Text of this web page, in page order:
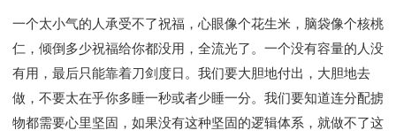
一个太小气的人承受不了祝福，心眼像个花生米，脑袋像个核桃
仁，倾倒多少祝福给你都没用，全流光了。一个没有容量的人没
有用，最后只能靠着刀剑度日。我们要大胆地付出，大胆地去
做，不要太在乎你多睡一秒或者少睡一分。我们要知道连分配掳
物都需要心里坚固，如果没有这种坚固的逻辑体系，就做不了这